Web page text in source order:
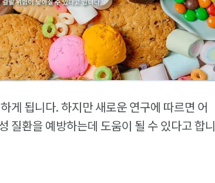
게 됩니다. 하지만 새로운 연구에 따르면 어
질환을 예방하는데 도움이 될 수 있다고 합니